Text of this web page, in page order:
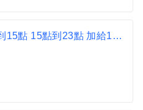
溪埔門市 早晚輪班 07點到15點 15點到23點 加給1000元 做滿三個月加給1000元 薪水可以談